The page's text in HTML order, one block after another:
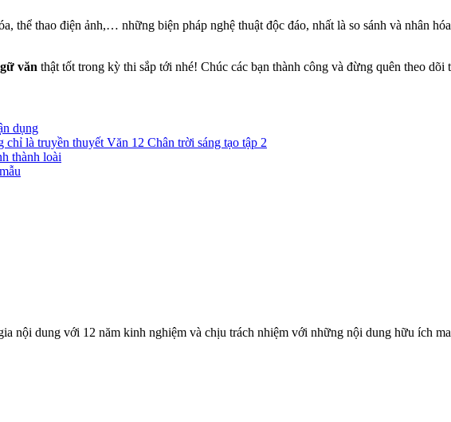
thể thao điện ảnh,… những biện pháp nghệ thuật độc đáo, nhất là so sánh và nhân
văn thật tốt trong kỳ thi sắp tới nhé! Chúc các bạn thành công và đừng quên theo
dụng
là truyền thuyết Văn 12 Chân trời sáng tạo tập 2
thành loài
nội dung với 12 năm kinh nghiệm và chịu trách nhiệm với những nội dung hữu ích